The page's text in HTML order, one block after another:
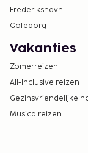
Frederikshavn
Göteborg
Vakanties
Zomerreizen
All-Inclusive reizen
Gezinsvriendelijke
Musicalreizen